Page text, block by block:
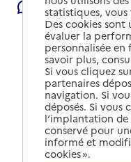
Signaler une erreur
statistiques,
Des cookies
évaluer la
personnalisée
savoir plus,
Si vous cliquez
partenaires
navigation. Si
déposés. Si vous
l’implantation
conservé pour
informé et
cookies ».